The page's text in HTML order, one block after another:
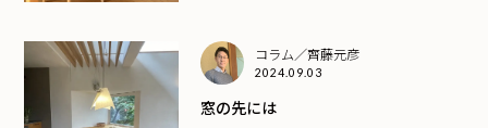
コラム／齊藤元彦
2024.09.03
窓の先には